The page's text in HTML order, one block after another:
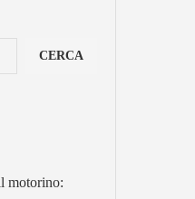
CERCA
motorino: